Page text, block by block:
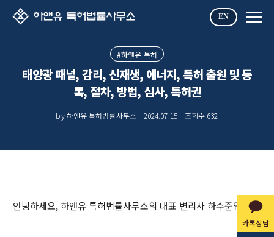
EN
카톡상담
#하앤유-특허
태양광 패널, 감리, 신재생, 에너지, 특허 출원 및 등
록, 절차, 방법, 심사, 특허권
by 하앤유 특허법률사무소 2024.07.15 조회수 632
안녕하세요, 하앤유 특허법률사무소의 대표 변리사 하수준입니다.